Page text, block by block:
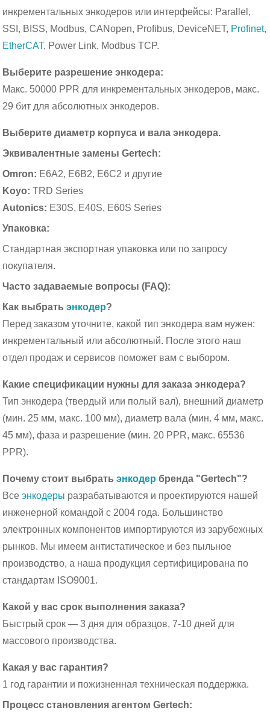
инкрементальных энкодеров или интерфейсы: Parallel,
SSI, BISS, Modbus, CANopen, Profibus, DeviceNET, Profinet,
EtherCAT, Power Link, Modbus TCP.
Выберите разрешение энкодера:
Макс. 50000 PPR для инкрементальных энкодеров, макс.
29 бит для абсолютных энкодеров.
Выберите диаметр корпуса и вала энкодера.
Эквивалентные замены Gertech:
Omron: E6A2, E6B2, E6C2 и другие
Koyo: TRD Series
Autonics: E30S, E40S, E60S Series
Упаковка:
Стандартная экспортная упаковка или по запросу
покупателя.
Часто задаваемые вопросы (FAQ):
Как выбратьэнкодер?
Перед заказом уточните, какой тип энкодера вам нужен:
инкрементальный или абсолютный. После этого наш
отдел продаж и сервисов поможет вам с выбором.
Какие спецификации нужны для заказа энкодера?
Тип энкодера (твердый или полый вал), внешний диаметр
(мин. 25 мм, макс. 100 мм), диаметр вала (мин. 4 мм, макс.
45 мм), фаза и разрешение (мин. 20 PPR, макс. 65536
PPR).
Почему стоит выбратьэнкодер бренда "Gertech"?
Всеэнкодеры разрабатываются и проектируются нашей
инженерной командой с 2004 года. Большинство
электронных компонентов импортируются из зарубежных
рынков. Мы имеем антистатическое и без пыльное
производство, а наша продукция сертифицирована по
стандартам ISO9001.
Какой у вас срок выполнения заказа?
Быстрый срок — 3 дня для образцов, 7-10 дней для
массового производства.
Какая у вас гарантия?
1 год гарантии и пожизненная техническая поддержка.
Процесс становления агентом Gertech: